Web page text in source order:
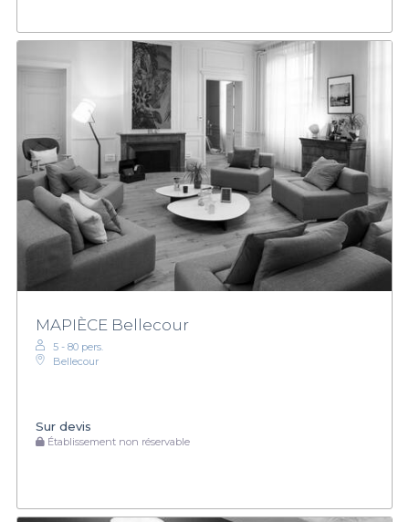
MAPIÈCE Bellecour
5 - 80 pers.
Bellecour
Sur devis
Établissement non réservable